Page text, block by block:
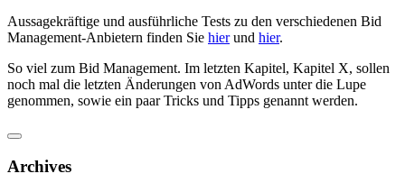
Aussagekräftige und ausführliche Tests zu den verschiedenen Bid
Management-Anbietern finden Sie hierund hier.
So viel zum Bid Management. Im letzten Kapitel, Kapitel X, sollen
noch mal die letzten Änderungen von AdWords unter die Lupe
genommen, sowie ein paar Tricks und Tipps genannt werden.
Archives